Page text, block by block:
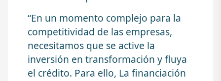
“En un momento complejo para la
competitividad de las empresas,
necesitamos que se active la
inversión en transformación y fluya
el crédito. Para ello, La financiación